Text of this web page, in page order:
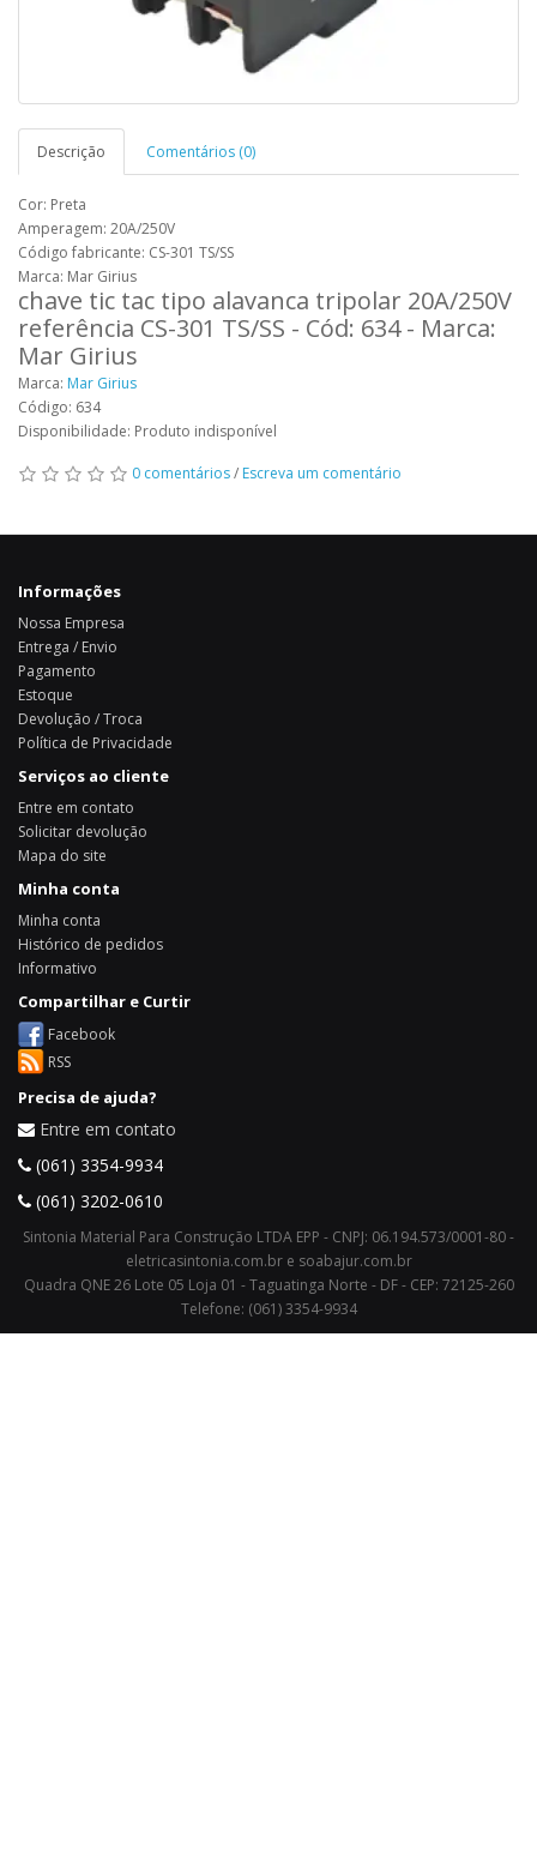
Descrição Comentários (0)
Cor: Preta
Amperagem: 20A/250V
Código fabricante: CS-301 TS/SS
Marca: Mar Girius
chave tic tac tipo alavanca tripolar 20A/250V
referência CS-301 TS/SS - Cód: 634 - Marca:
Mar Girius
Marca: Mar Girius
Código: 634
Disponibilidade: Produto indisponível
0 comentários/ Escreva um comentário
Informações
Nossa Empresa
Entrega / Envio
Pagamento
Estoque
Devolução / Troca
Política de Privacidade
Serviços ao cliente
Entre em contato
Solicitar devolução
Mapa do site
Minha conta
Minha conta
Histórico de pedidos
Informativo
Compartilhar e Curtir
Facebook
RSS
Precisa de ajuda?
Entre em contato
(061) 3354-9934
(061) 3202-0610
Sintonia Material Para Construção LTDA EPP - CNPJ: 06.194.573/0001-80 -
eletricasintonia.com.br e soabajur.com.br
Quadra QNE 26 Lote 05 Loja 01 - Taguatinga Norte - DF - CEP: 72125-260
Telefone: (061) 3354-9934